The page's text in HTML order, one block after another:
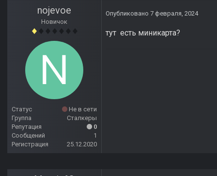
nojevoe
Новичок
Статус
Не в сети
Группа
Сталкеры
Репутация
0
Сообщений
1
Регистрация
25.12.2020
Опубликовано 7 февраля, 2024
тут есть миникарта?